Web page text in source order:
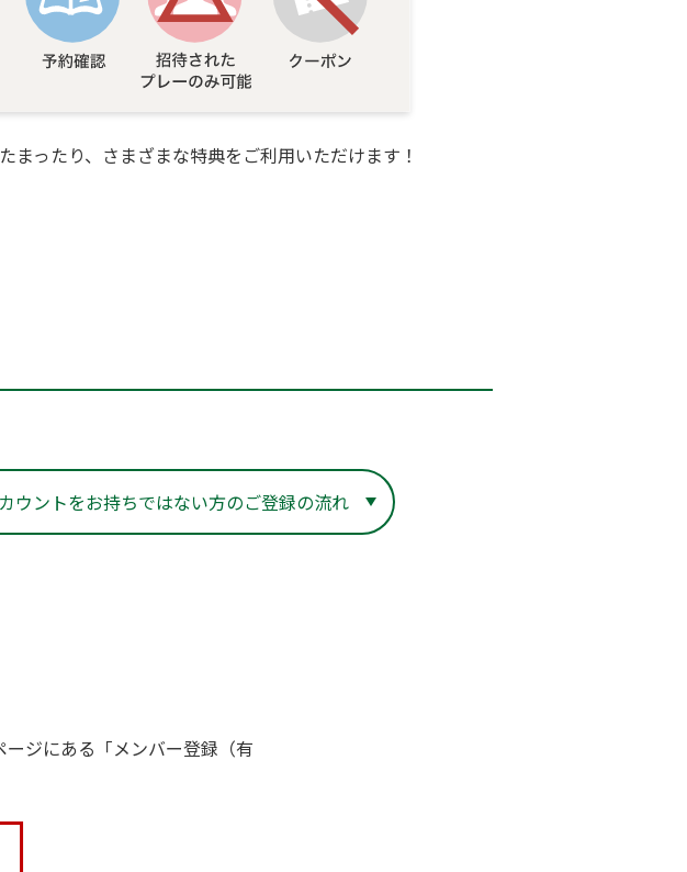
ったり、さまざまな特典をご利用いただけます！
ウントをお持ちではない方のご登録の流れ
ジにある「メンバー登録（有